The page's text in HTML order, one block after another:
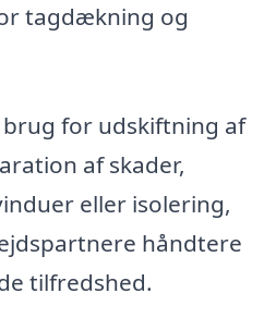
tagdækning og
for udskiftning af
af skader,
eller isolering,
håndtere
tilfredshed.